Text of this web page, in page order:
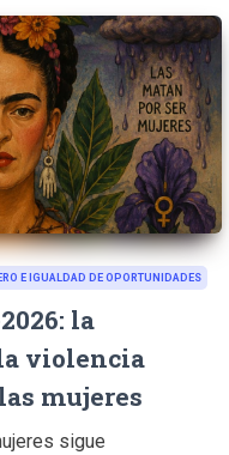
E IGUALDAD DE OPORTUNIDADES
la
violencia
mujeres
sigue